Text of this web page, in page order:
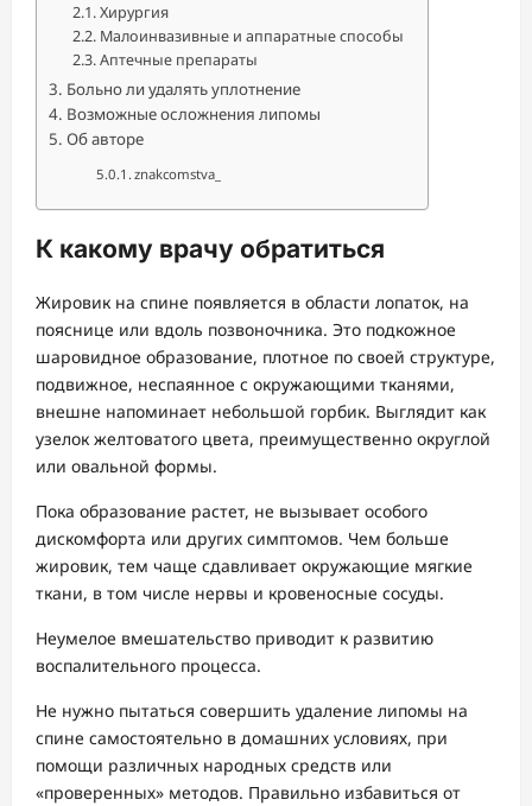
Хирургия
Малоинвазивные и аппаратные способы
Аптечные препараты
Больно ли удалять уплотнение
Возможные осложнения липомы
Об авторе
znakcomstva_
К какому врачу обратиться
Жировик на спине появляется в области лопаток, на
пояснице или вдоль позвоночника. Это подкожное
шаровидное образование, плотное по своей структуре,
подвижное, неспаянное с окружающими тканями,
внешне напоминает небольшой горбик. Выглядит как
узелок желтоватого цвета, преимущественно округлой
или овальной формы.
Пока образование растет, не вызывает особого
дискомфорта или других симптомов. Чем больше
жировик, тем чаще сдавливает окружающие мягкие
ткани, в том числе нервы и кровеносные сосуды.
Неумелое вмешательство приводит к развитию
воспалительного процесса.
Не нужно пытаться совершить удаление липомы на
спине самостоятельно в домашних условиях, при
помощи различных народных средств или
«проверенных» методов. Правильно избавиться от